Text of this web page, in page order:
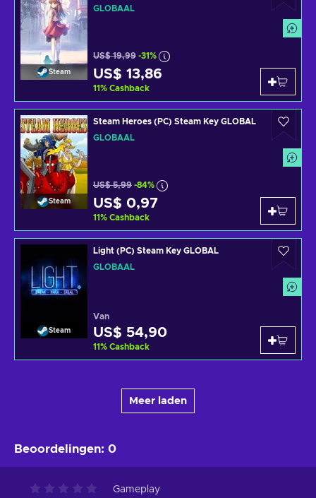
Steam
GLOBAAL
US$ 19,99 -31%
US$ 13,86
11% Cashback
Steam
Steam Heroes (PC) Steam Key GLOBAL
GLOBAAL
US$ 5,99 -84%
US$ 0,97
11% Cashback
Steam
Light (PC) Steam Key GLOBAL
GLOBAAL
Van
US$ 54,90
11% Cashback
Meer laden
Beoordelingen: 0
Gameplay